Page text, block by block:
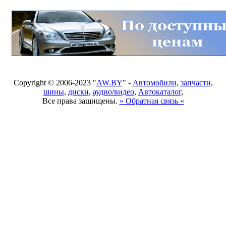
Copyright © 2006-2023 "AW.BY" - Автомобили, запчасти,
шины, диски, аудио/видео, Автокаталог,
Все права защищены. » Обратная связь «